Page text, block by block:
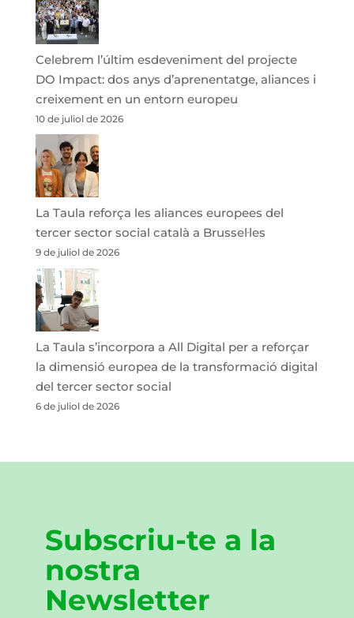
Celebrem l’últim esdeveniment del projecte
DO Impact: dos anys d’aprenentatge, aliances i
creixement en un entorn europeu
10 de juliol de 2026
La Taula reforça les aliances europees del
tercer sector social català a Brussel·les
9 de juliol de 2026
La Taula s’incorpora a All Digital per a reforçar
la dimensió europea de la transformació digital
del tercer sector social
6 de juliol de 2026
Subscriu-te a la
nostra
Newsletter